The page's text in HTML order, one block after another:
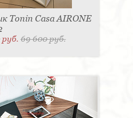
Tonin Casa AIRONE
руб.69 600 руб.